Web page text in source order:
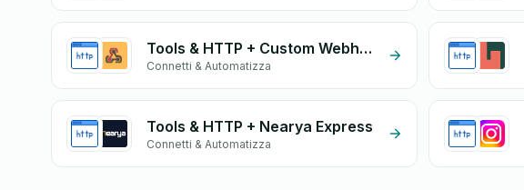
Tools & HTTP + Custom Webhook
Connetti & Automatizza
Tools & HTTP + Nearya Express
Connetti & Automatizza